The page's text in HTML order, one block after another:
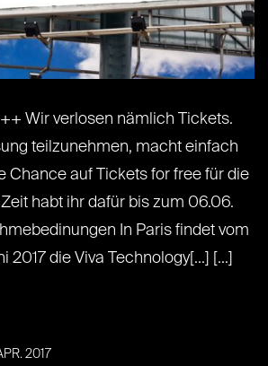
Wir verlosen nämlich Tickets.
teilzunehmen, macht einfach
Chance auf Tickets for free für die
habt ihr dafür bis zum 06.06.
In Paris findet vom
2017 die Viva Technology[...] [...]
2017